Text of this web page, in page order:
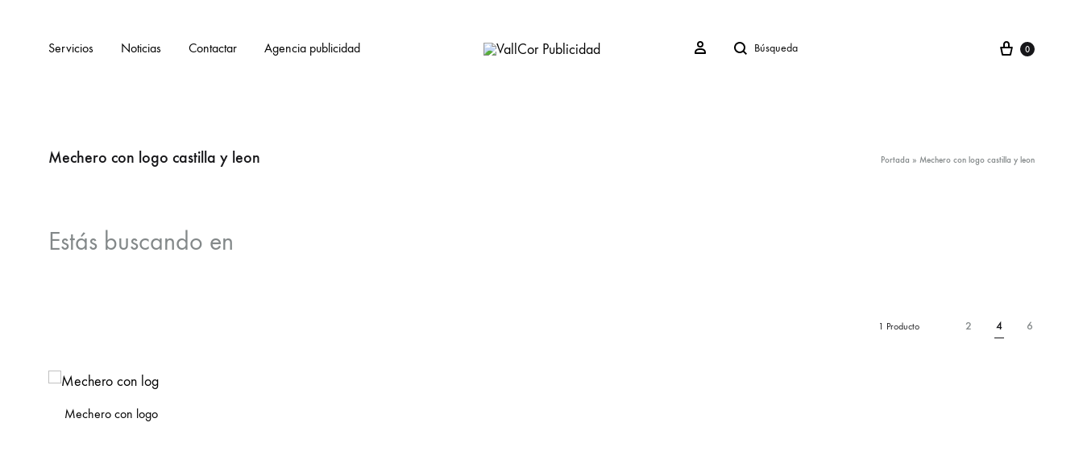
Servicios Noticias Contactar Agencia publicidad Signo enBúsqueda Carro
0
Mechero con logo castilla y leon Portada » Mechero con logo castilla y leon
Estás buscando en
2 4 6
1 Producto
Mechero con logo